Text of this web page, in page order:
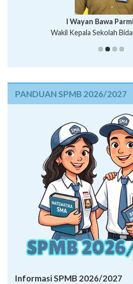
Putu Suhartana,
I Wayan Bawa
Wakil Kepala Sekolah
I Wayan Gede Aditya
Ni Wayan Nopi
PANDUAN SPMB 2026/2027
Informasi SPMB 2026/2027